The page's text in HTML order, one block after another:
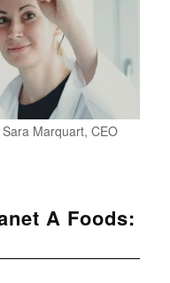
Marquart, CEO
A Foods: